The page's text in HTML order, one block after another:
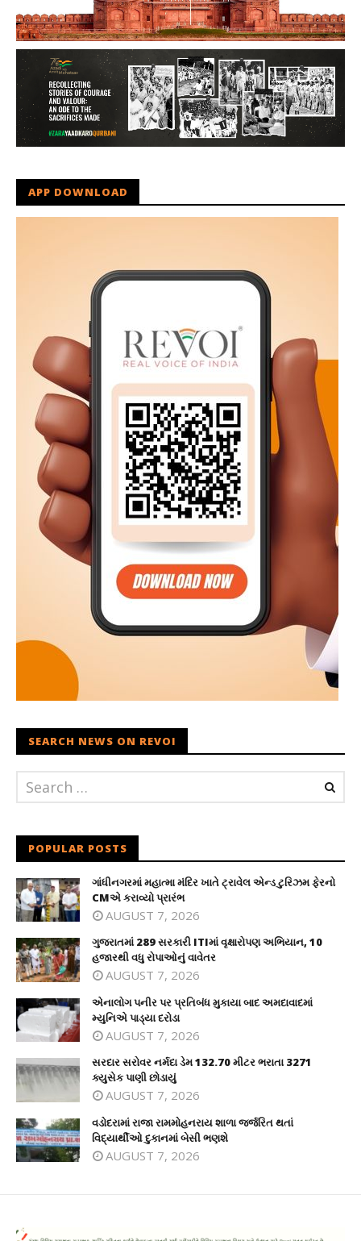
APP DOWNLOAD
SEARCH NEWS ON REVOI
POPULAR POSTS
ગાંધીનગરમાં મહાત્મા મંદિર ખાતે ટ્રાવેલ એન્ડ ટુરિઝમ ફેરનો
CMએ કરાવ્યો પ્રારંભ
AUGUST 7, 2026
ગુજરાતમાં 289 સરકારી ITIમાં વૃક્ષારોપણ અભિયાન, 10
હજારથી વધુ રોપાઓનું વાવેતર
AUGUST 7, 2026
એનાલોગ પનીર પર પ્રતિબંધ મુકાયા બાદ અમદાવાદમાં
મ્યુનિએ પાડ્યા દરોડા
AUGUST 7, 2026
સરદાર સરોવર નર્મદા ડેમ 132.70 મીટર ભરાતા 3271
ક્યુસેક પાણી છોડાયું
AUGUST 7, 2026
વડોદરામાં રાજા રામમોહનરાય શાળા જર્જરિત થતાં
વિદ્યાર્થીઓ દુકાનમાં બેસી ભણશે
AUGUST 7, 2026